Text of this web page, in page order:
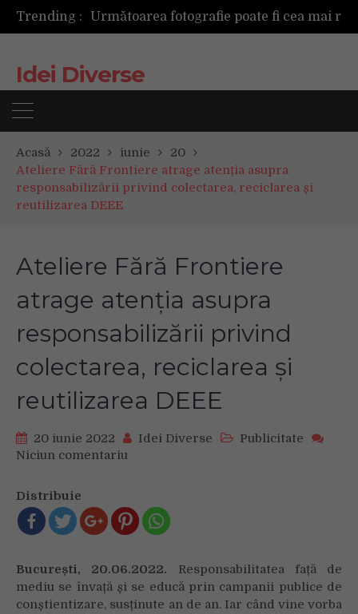
Trending :
Mașinile de spălat și uscătoarele bazate pe inteligență artificială îți cunosc hainele mai bine decât tine
De ce reapar mirosurile din canapea după curățare? Ce se întâmplă, de fapt, în tapițerie
Idei Diverse
Acasă 2022 iunie
20
Ateliere Fără Frontiere atrage atenția asupra
responsabilizării privind colectarea, reciclarea și
reutilizarea DEEE
Ateliere Fără Frontiere
atrage atenția asupra
responsabilizării privind
colectarea, reciclarea și
reutilizarea DEEE
20 iunie 2022 Idei Diverse
Publicitate
Niciun comentariu
Frontiere
atrage
atenția
responsabilizării
privind
colectarea,
Distribuie
București, 20.06.2022. Responsabilitatea față de
mediu se învață și se educă prin campanii publice de
conștientizare, susținute an de an. Iar când vine vorba